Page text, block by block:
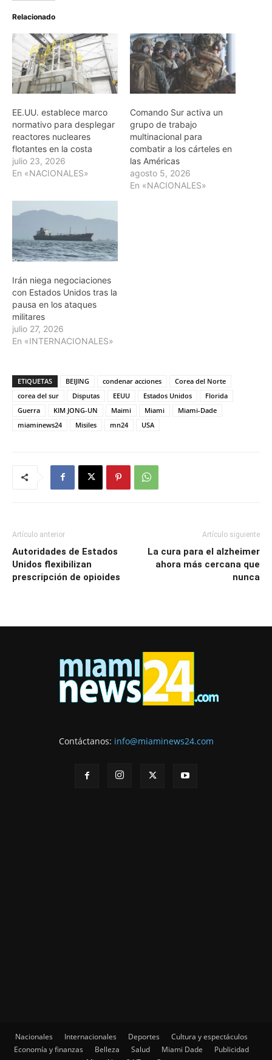
Relacionado
EE.UU. establece marco
normativo para desplegar
reactores nucleares
flotantes en la costa
julio 23, 2026
En «NACIONALES»
Comando Sur activa un
grupo de trabajo
multinacional para
combatir a los cárteles en
las Américas
agosto 5, 2026
En «NACIONALES»
Irán niega negociaciones
con Estados Unidos tras la
pausa en los ataques
militares
julio 27, 2026
En «INTERNACIONALES»
ETIQUETAS BEIJING condenar acciones
Corea del Norte
corea del sur
Disputas EEUU Estados Unidos
Florida
Guerra
KIM JONG-UN Maimi Miami
Miami-Dade
miaminews24
Misiles mn24 USA
Artículo anterior
Autoridades de Estados
Unidos flexibilizan
prescripción de opioides
Artículo siguiente
La cura para el alzheimer
ahora más cercana que
nunca
Contáctanos: info@miaminews24.com
Nacionales Internacionales Deportes
Cultura y espectáculos
Economía y finanzas
Belleza Salud Miami Dade
Publicidad